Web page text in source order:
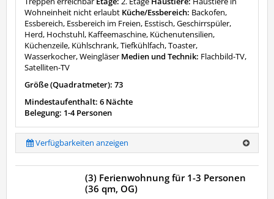
Wohneinheit nicht erlaubt Küche/Essbereich: Backofen,
Essbereich, Essbereich im Freien, Esstisch, Geschirrspüler,
Herd, Hochstuhl, Kaffeemaschine, Küchenutensilien,
Küchenzeile, Kühlschrank, Tiefkühlfach, Toaster,
Wasserkocher, Weingläser Medien und Technik: Flachbild-TV,
Satelliten-TV
Größe (Quadratmeter): 73
Mindestaufenthalt: 6 Nächte
Belegung: 1-4 Personen
Verfügbarkeiten anzeigen
(3) Ferienwohnung für 1-3 Personen
(36 qm, OG)